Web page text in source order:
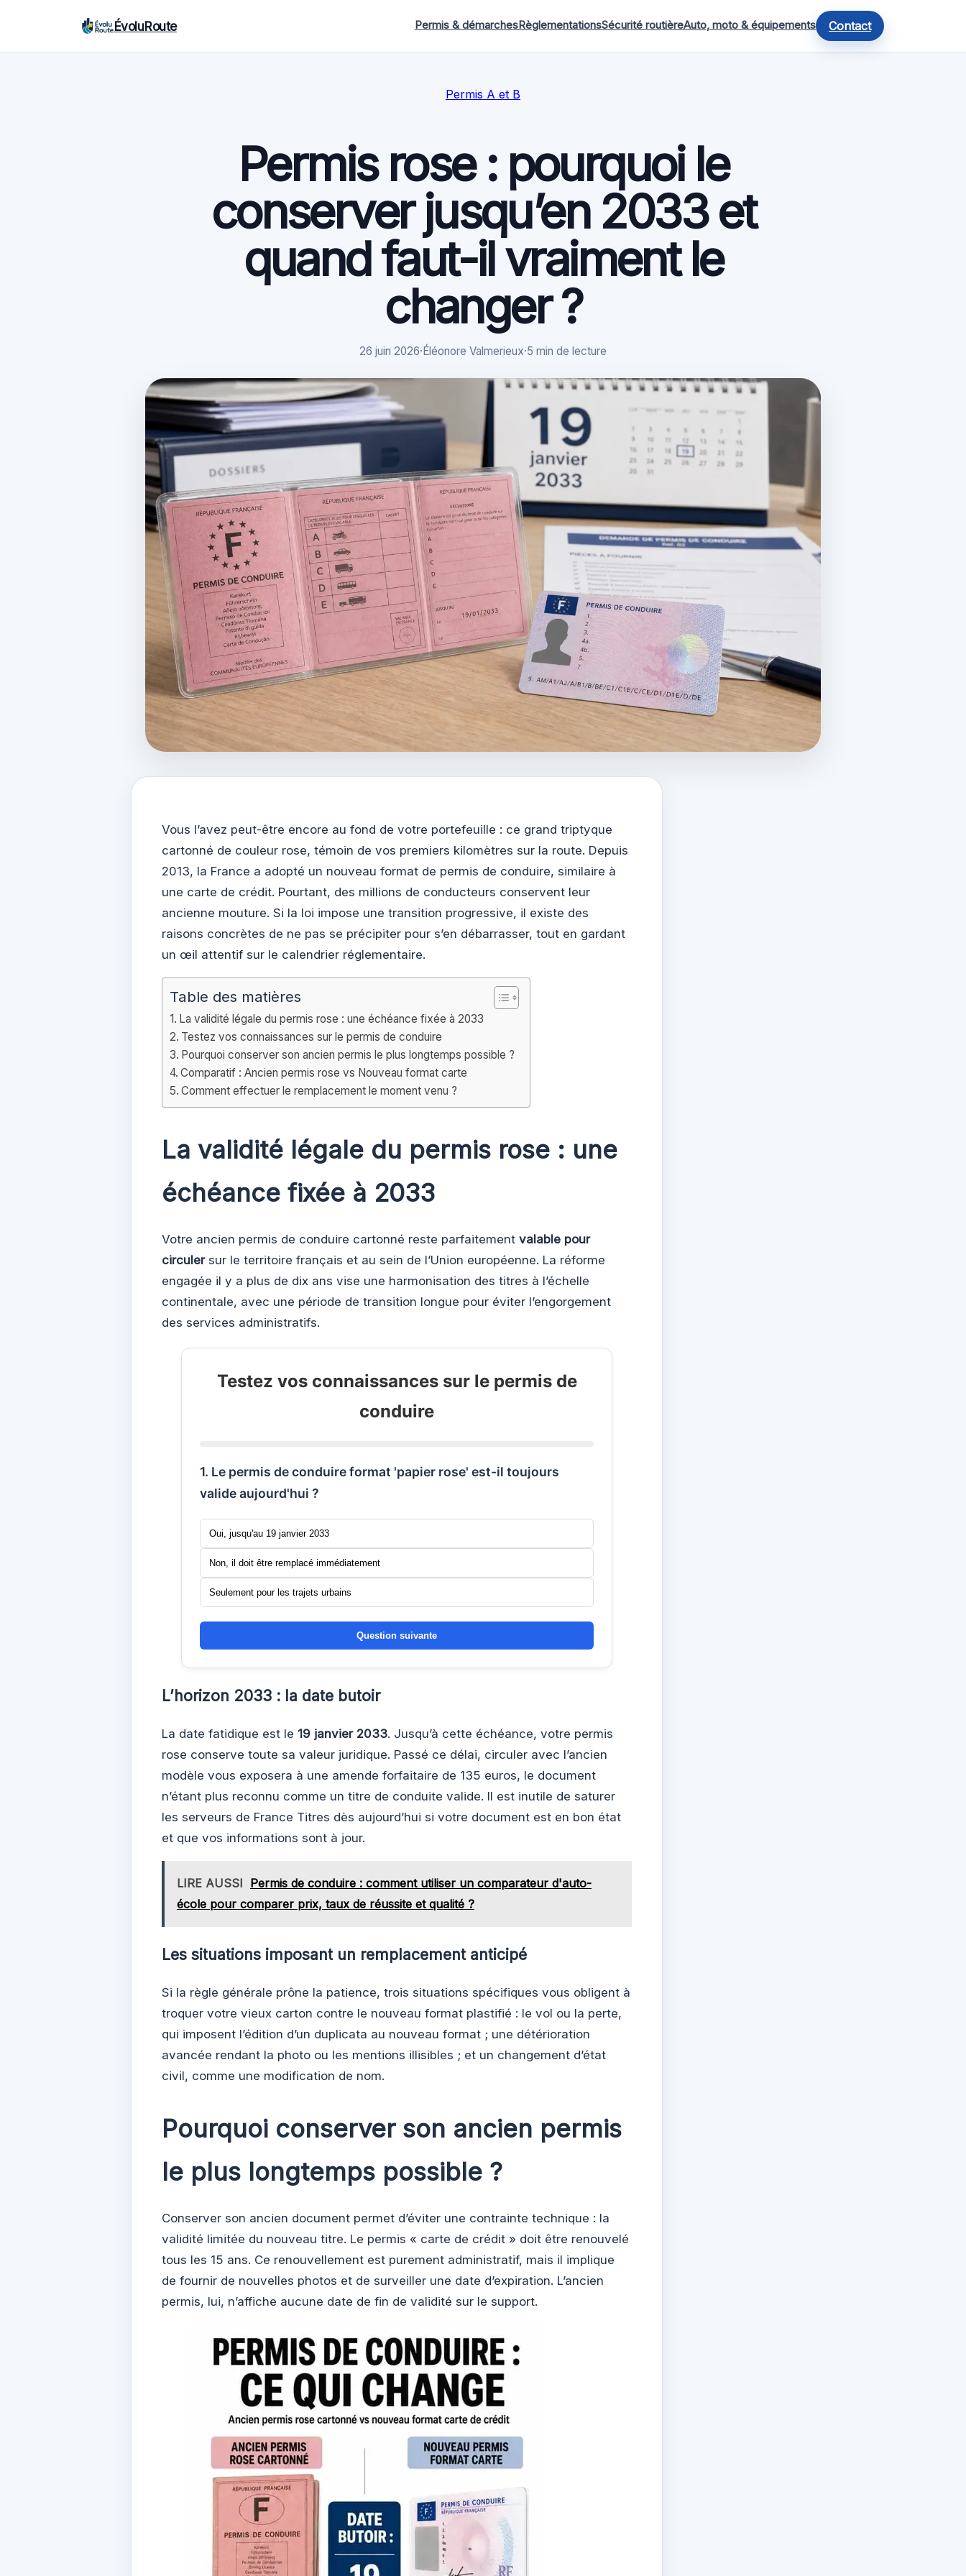
ÉvoluRoute Permis & démarchesRèglementationsSécurité routièreAuto, moto & équipements Contact
Permis A et B
Permis rose : pourquoi le
conserver jusqu’en 2033 et
quand faut-il vraiment le
changer ?
26 juin 2026· Éléonore Valmerieux·5 min de lecture
Vous l’avez peut-être encore au fond de votre portefeuille : ce grand triptyque
cartonné de couleur rose, témoin de vos premiers kilomètres sur la route. Depuis
2013, la France a adopté un nouveau format de permis de conduire, similaire à
une carte de crédit. Pourtant, des millions de conducteurs conservent leur
ancienne mouture. Si la loi impose une transition progressive, il existe des
raisons concrètes de ne pas se précipiter pour s’en débarrasser, tout en gardant
un œil attentif sur le calendrier réglementaire.
Table des matières
La validité légale du permis rose : une échéance fixée à 2033
Testez vos connaissances sur le permis de conduire
Pourquoi conserver son ancien permis le plus longtemps possible ?
Comparatif : Ancien permis rose vs Nouveau format carte
Comment effectuer le remplacement le moment venu ?
La validité légale du permis rose : une
échéance fixée à 2033
Votre ancien permis de conduire cartonné reste parfaitement valable pour
circulersur le territoire français et au sein de l’Union européenne. La réforme
engagée il y a plus de dix ans vise une harmonisation des titres à l’échelle
continentale, avec une période de transition longue pour éviter l’engorgement
des services administratifs.
Testez vos connaissances sur le permis de
conduire
1. Le permis de conduire format 'papier rose' est-il toujours
valide aujourd'hui ?
Oui, jusqu'au 19 janvier 2033
Non, il doit être remplacé immédiatement
Seulement pour les trajets urbains
Question suivante
L’horizon 2033 : la date butoir
La date fatidique est le 19 janvier 2033. Jusqu’à cette échéance, votre permis
rose conserve toute sa valeur juridique. Passé ce délai, circuler avec l’ancien
modèle vous exposera à une amende forfaitaire de 135 euros, le document
n’étant plus reconnu comme un titre de conduite valide. Il est inutile de saturer
les serveurs de France Titres dès aujourd’hui si votre document est en bon état
et que vos informations sont à jour.
LIRE AUSSI Permis de conduire : comment utiliser un comparateur d'auto-
école pour comparer prix, taux de réussite et qualité ?
Les situations imposant un remplacement anticipé
Si la règle générale prône la patience, trois situations spécifiques vous obligent à
troquer votre vieux carton contre le nouveau format plastifié : le vol ou la perte,
qui imposent l’édition d’un duplicata au nouveau format ; une détérioration
avancée rendant la photo ou les mentions illisibles ; et un changement d’état
civil, comme une modification de nom.
Pourquoi conserver son ancien permis
le plus longtemps possible ?
Conserver son ancien document permet d’éviter une contrainte technique : la
validité limitée du nouveau titre. Le permis « carte de crédit » doit être renouvelé
tous les 15 ans. Ce renouvellement est purement administratif, mais il implique
de fournir de nouvelles photos et de surveiller une date d’expiration. L’ancien
permis, lui, n’affiche aucune date de fin de validité sur le support.